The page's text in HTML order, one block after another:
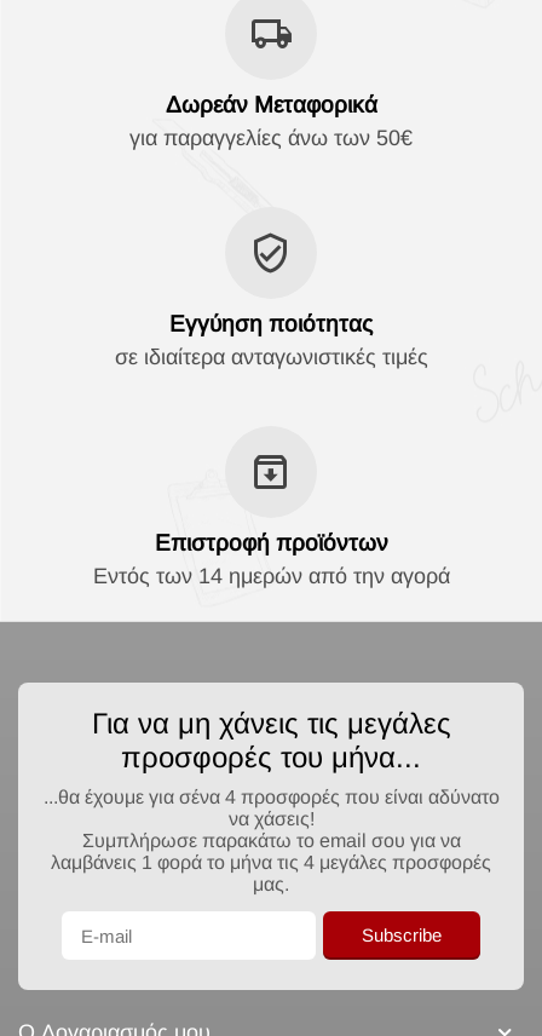
Δωρεάν Μεταφορικά
για παραγγελίες άνω των 50€
Εγγύηση ποιότητας
σε ιδιαίτερα ανταγωνιστικές τιμές
Επιστροφή προϊόντων
Εντός των 14 ημερών από την αγορά
Για να μη χάνεις τις μεγάλες
προσφορές του μήνα...
...θα έχουμε για σένα 4 προσφορές που είναι αδύνατο
να χάσεις!
Συμπλήρωσε παρακάτω το email σου για να
λαμβάνεις 1 φορά το μήνα τις 4 μεγάλες προσφορές
μας.
Subscribe